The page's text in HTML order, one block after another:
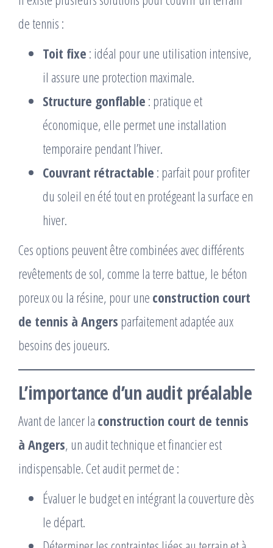
de tennis :
Toit fixe : idéal pour une utilisation intensive,
il assure une protection maximale.
Structure gonflable : pratique et
économique, elle permet une installation
temporaire pendant l’hiver.
Couvrant rétractable : parfait pour profiter
du soleil en été tout en protégeant la surface en
hiver.
Ces options peuvent être combinées avec différents
revêtements de sol, comme la terre battue, le béton
poreux ou la résine, pour une construction court
de tennis à Angers parfaitement adaptée aux
besoins des joueurs.
L’importance d’un audit préalable
Avant de lancer la construction court de tennis
à Angers, un audit technique et financier est
indispensable. Cet audit permet de :
Évaluer le budget en intégrant la couverture dès
le départ.